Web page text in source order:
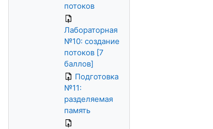
потоков
Лабораторная
№10: создание
потоков [7
баллов]
Подготовка
№11:
разделяемая
память